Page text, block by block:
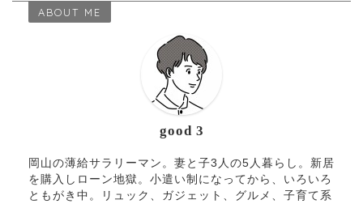
ABOUT ME
good 3
岡山の薄給サラリーマン。妻と子3人の5人暮らし。新居
を購入しローン地獄。小遣い制になってから、いろいろ
ともがき中。リュック、ガジェット、グルメ、子育て系